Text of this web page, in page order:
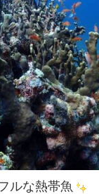
ルな熱帯魚